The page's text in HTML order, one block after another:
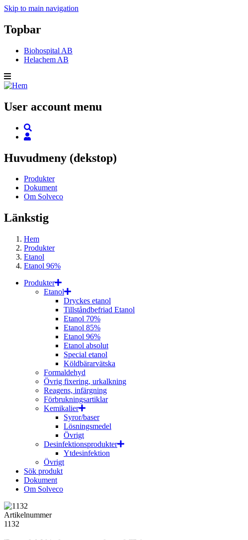
Skip to main navigation
Topbar
Biohospital AB
Helachem AB
User account menu
Huvudmeny (dekstop)
Produkter
Dokument
Om Solveco
Länkstig
Hem
Produkter
Etanol
Etanol 96%
Produkter
Etanol
Dryckes etanol
Tillståndbefriad Etanol
Etanol 70%
Etanol 85%
Etanol 96%
Etanol absolut
Special etanol
Köldbärarvätska
Formaldehyd
Övrig fixering, urkalkning
Reagens, infärgning
Förbrukningsartiklar
Kemikalier
Syror/baser
Lösningsmedel
Övrigt
Desinfektionsprodukter
Ytdesinfektion
Övrigt
Sök produkt
Dokument
Om Solveco
Artikelnummer
1132